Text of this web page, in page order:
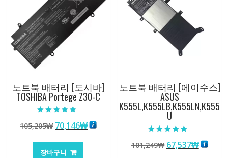
노트북 배터리 [도시바]
TOSHIBA Portege Z30-C
5.00
로 평가됨
105,205₩ 원
가
70,146₩현
장바구니
노트북 배터리 [에이수스]
ASUS
K555L,K555LB,K555LN,K555
U
5.00
로 평가됨
101,249₩ 원
67,537₩현